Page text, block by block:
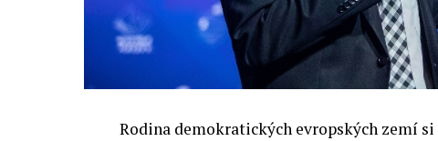
Rodina demokratických evropských zemí